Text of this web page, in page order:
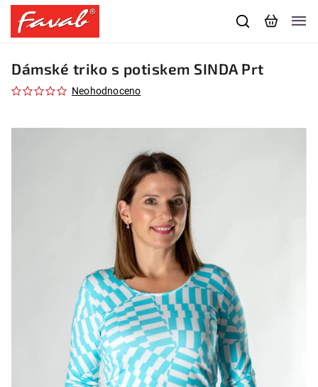
Dámské triko s potiskem SINDA Prt
Neohodnoceno